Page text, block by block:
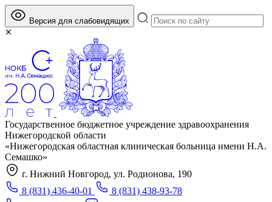
Версия для слабовидящих
Государственное бюджетное учреждение здравоохранения
Нижегородской области
«Нижегородская областная клиническая больница имени Н.А.
Семашко»
г. Нижний Новгород, ул. Родионова, 190
8 (831) 436-40-01
8 (831) 438-93-78